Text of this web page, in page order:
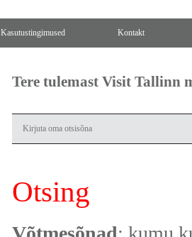
Kasutustingimused Kontakt
Tere tulemast Visit Tallinn
Otsing